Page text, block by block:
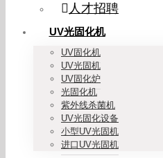
人才招聘
UV光固化机
UV固化机
UV光固机
UV固化炉
光固化机
紫外线杀菌机
UV光固化设备
小型UV光固机
进口UV光固机